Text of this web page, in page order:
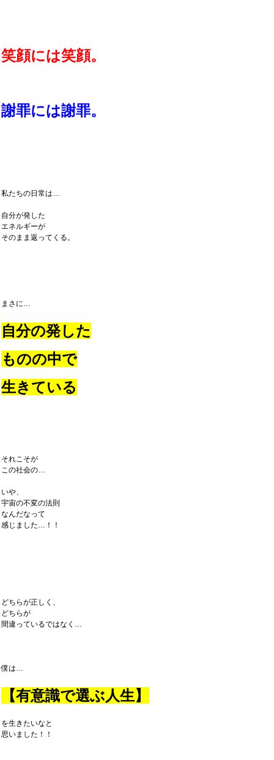
笑顔には笑顔。
謝罪には謝罪。
私たちの日常は…
自分が発した
エネルギーが
そのまま返ってくる。
まさに…
自分の発した
ものの中で
生きている
それこそが
この社会の…
いや、
宇宙の不変の法則
なんだなって
感じました…！！
どちらが正しく、
どちらが
間違っているではなく…
僕は…
【有意識で選ぶ人生】
を生きたいなと
思いました！！